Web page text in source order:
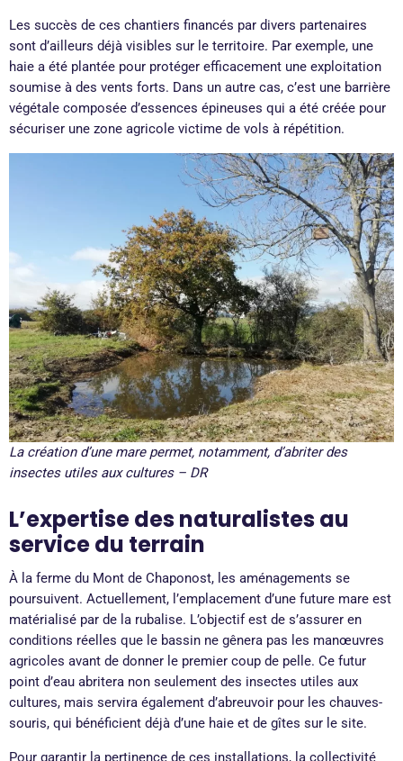
Les succès de ces chantiers financés par divers partenaires
sont d’ailleurs déjà visibles sur le territoire. Par exemple, une
haie a été plantée pour protéger efficacement une exploitation
soumise à des vents forts. Dans un autre cas, c’est une barrière
végétale composée d’essences épineuses qui a été créée pour
sécuriser une zone agricole victime de vols à répétition.
La création d’une mare permet, notamment, d’abriter des
insectes utiles aux cultures – DR
L’expertise des naturalistes au
service du terrain
À la ferme du Mont de Chaponost, les aménagements se
poursuivent. Actuellement, l’emplacement d’une future mare est
matérialisé par de la rubalise. L’objectif est de s’assurer en
conditions réelles que le bassin ne gênera pas les manœuvres
agricoles avant de donner le premier coup de pelle. Ce futur
point d’eau abritera non seulement des insectes utiles aux
cultures, mais servira également d’abreuvoir pour les chauves-
souris, qui bénéficient déjà d’une haie et de gîtes sur le site.
Pour garantir la pertinence de ces installations, la collectivité